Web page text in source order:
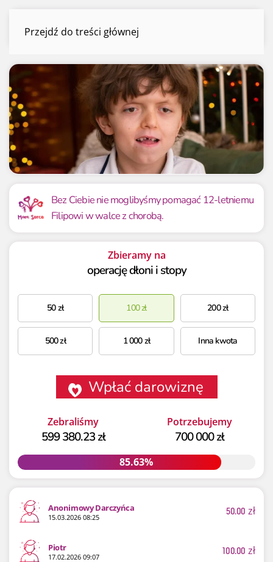
Przejdź do treści głównejFilip Szajba
Mamy już
599 380.23 zł
Potrzebujemy
700 000 zł
85.63% 85.63%
Bez Ciebie nie moglibyśmy pomagać 12-letniemu
Filipowi w walce z chorobą.
Zbieramy na
operację dłoni i stopy
50zł 100zł 200zł
500zł 1 000zł Inna kwota
Wpłać darowiznę
Zebraliśmy
599 380.23 zł
Potrzebujemy
700 000 zł
85.63%
85.63%
Anonimowy Darczyńca
15.03.2026 08:25 50.00 zł
Piotr
17.02.2026 09:07 100.00 zł